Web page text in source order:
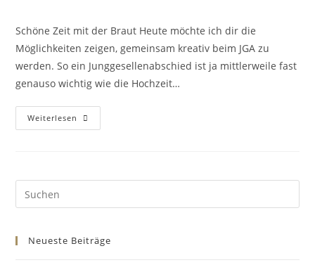
Schöne Zeit mit der Braut Heute möchte ich dir die
Möglichkeiten zeigen, gemeinsam kreativ beim JGA zu
werden. So ein Junggesellenabschied ist ja mittlerweile fast
genauso wichtig wie die Hochzeit…
Weiterlesen
Neueste Beiträge